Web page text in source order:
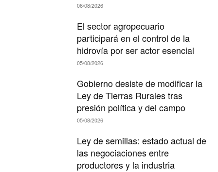
06/08/2026
El sector agropecuario
participará en el control de la
hidrovía por ser actor esencial
05/08/2026
Gobierno desiste de modificar la
Ley de Tierras Rurales tras
presión política y del campo
05/08/2026
Ley de semillas: estado actual de
las negociaciones entre
productores y la industria